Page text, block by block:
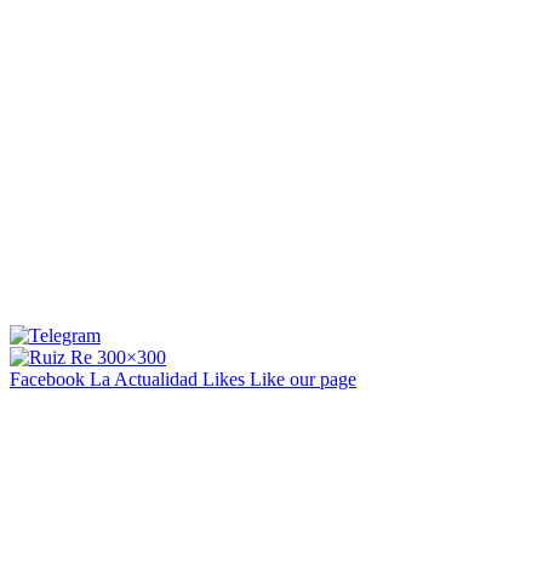
Facebook La Actualidad Likes Like our page